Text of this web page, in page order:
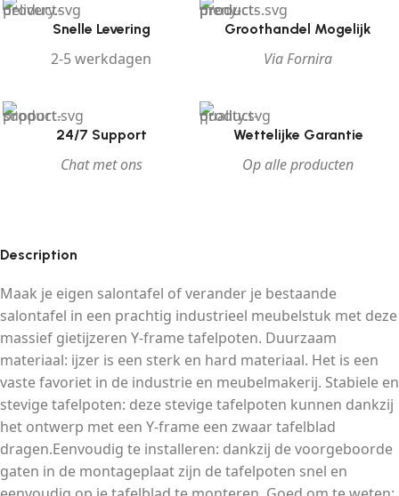
Snelle Levering
2-5 werkdagen
Groothandel Mogelijk
Via Fornira
24/7 Support
Chat met ons
Wettelijke Garantie
Op alle producten
Description
Maak je eigen salontafel of verander je bestaande
salontafel in een prachtig industrieel meubelstuk met deze
massief gietijzeren Y-frame tafelpoten. Duurzaam
materiaal: ijzer is een sterk en hard materiaal. Het is een
vaste favoriet in de industrie en meubelmakerij. Stabiele en
stevige tafelpoten: deze stevige tafelpoten kunnen dankzij
het ontwerp met een Y-frame een zwaar tafelblad
dragen.Eenvoudig te installeren: dankzij de voorgeboorde
gaten in de montageplaat zijn de tafelpoten snel en